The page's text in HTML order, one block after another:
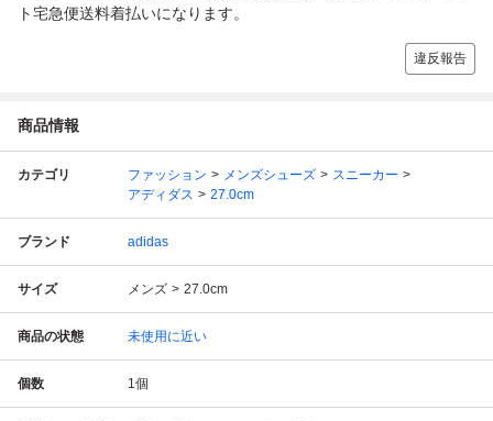
ト宅急便送料着払いになります。
違反報告
商品情報
カテゴリ ファッション メンズシューズ
スニーカー
アディダス
27.0cm
ブランド adidas
サイズ メンズ 27.0cm
商品の状態 未使用に近い
個数 1個